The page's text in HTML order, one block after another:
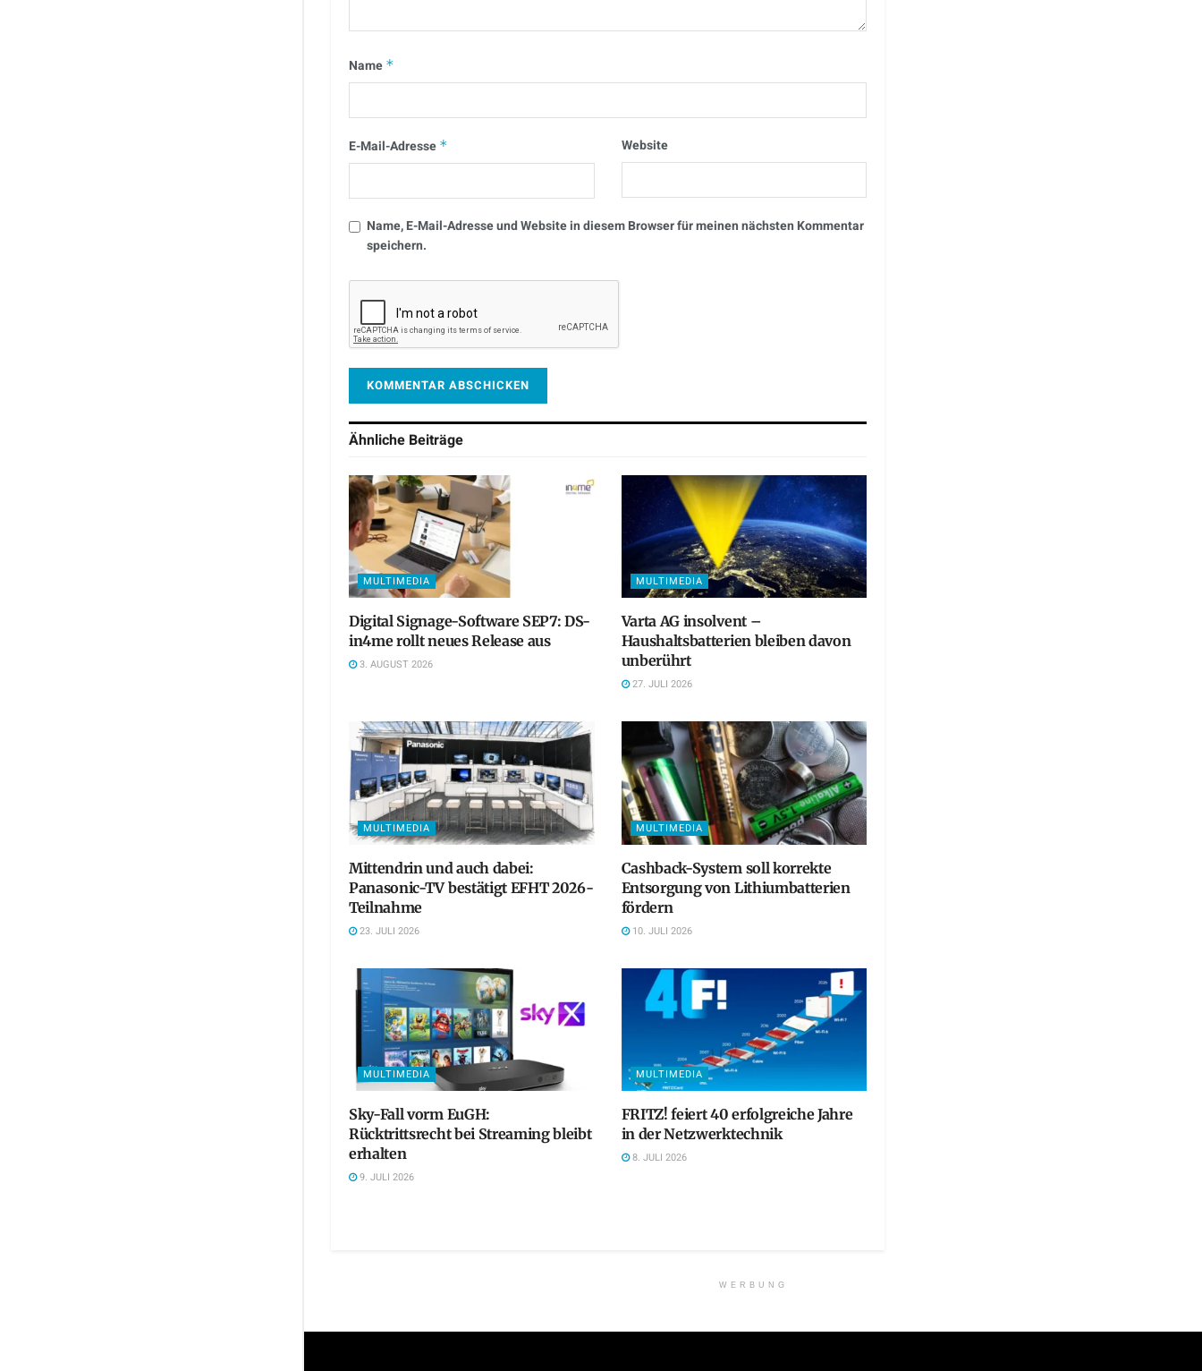
Name *
E-Mail-Adresse * Website
Name, E-Mail-Adresse und Website in diesem Browser für meinen nächsten Kommentar
speichern.
Ähnliche Beiträge
MULTIMEDIA
Digital Signage-Software SEP7: DS-
in4me rollt neues Release aus
3. AUGUST 2026
MULTIMEDIA
Varta AG insolvent –
Haushaltsbatterien bleiben davon
unberührt
27. JULI 2026
MULTIMEDIA
Mittendrin und auch dabei:
Panasonic-TV bestätigt EFHT 2026-
Teilnahme
23. JULI 2026
MULTIMEDIA
Cashback-System soll korrekte
Entsorgung von Lithiumbatterien
fördern
10. JULI 2026
MULTIMEDIA
Sky-Fall vorm EuGH:
Rücktrittsrecht bei Streaming bleibt
erhalten
9. JULI 2026
MULTIMEDIA
FRITZ! feiert 40 erfolgreiche Jahre
in der Netzwerktechnik
8. JULI 2026
WERBUNG